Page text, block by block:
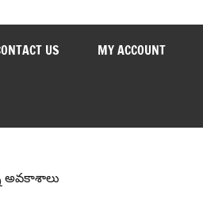
US MY ACCOUNT
అవకాశాలు